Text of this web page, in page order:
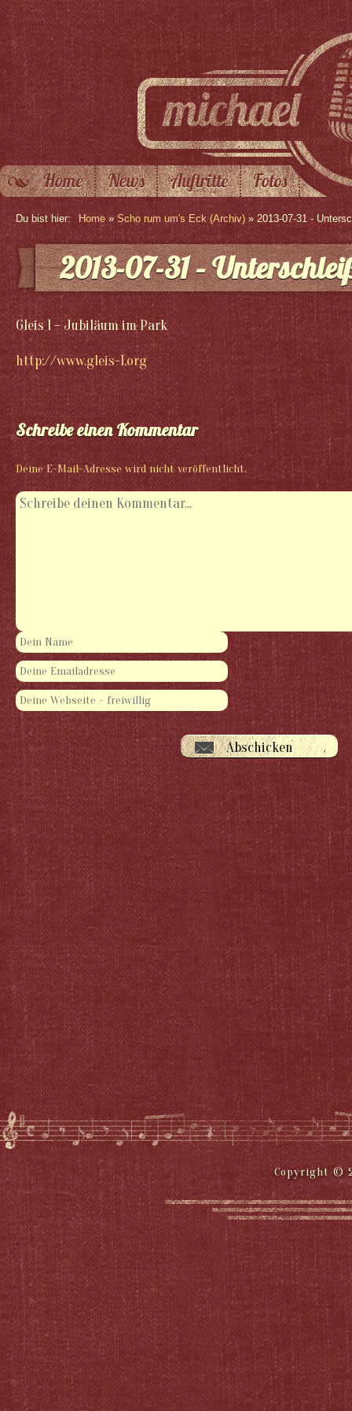
Home News Auftritte Fotos
Du bist hier: Home » Scho rum um's Eck (Archiv) » 2013-07-31 -
2013-07-31 –
Gleis 1 – Jubiläum im Park
http://www.gleis-1.org
Schreibe einen Kommentar
Deine E-Mail-Adresse wird nicht veröffentlicht.
Copyright ©